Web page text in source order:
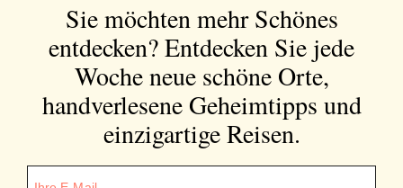
Sie möchten mehr Schönes
entdecken?Entdecken Sie jede
Woche neue schöne Orte,
handverlesene Geheimtipps und
einzigartige Reisen.